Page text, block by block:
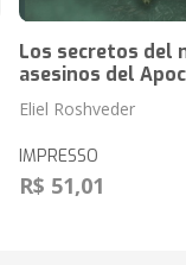
Los secretos del
asesinos del
Eliel Roshveder
IMPRESSO
R$ 51,01